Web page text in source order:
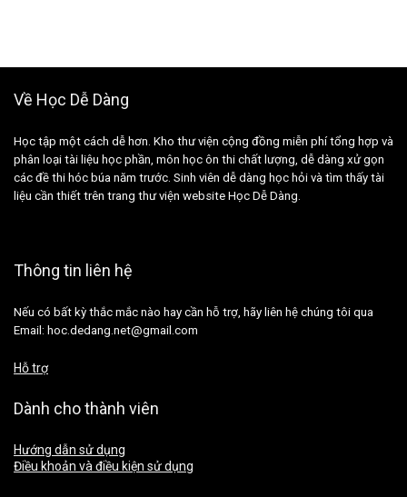
Về Học Dễ Dàng
Học tập một cách dễ hơn. Kho thư viện cộng đồng miễn phí tổng hợp và
phân loại tài liệu học phần, môn học ôn thi chất lượng, dễ dàng xử gọn
các đề thi hóc búa năm trước. Sinh viên dễ dàng học hỏi và tìm thấy tài
liệu cần thiết trên trang thư viện website Học Dễ Dàng.
Thông tin liên hệ
Nếu có bất kỳ thắc mắc nào hay cần hỗ trợ, hãy liên hệ chúng tôi qua
Email: hoc.dedang.net@gmail.com
Hỗ trợ
Dành cho thành viên
Hướng dẫn sử dụng
Điều khoản và điều kiện sử dụng